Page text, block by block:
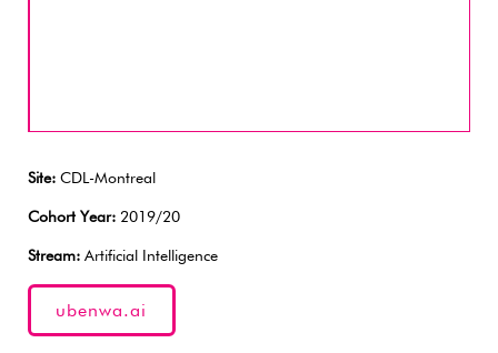
Site: CDL-Montreal
Cohort Year: 2019/20
Stream: Artificial Intelligence
ubenwa.ai